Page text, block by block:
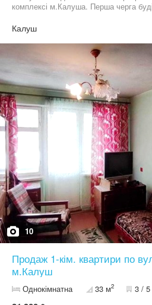
комплексі м.Калуша. Перша черга
нерухомості. Зручне планування,
автономне газове опалення (котел),
електропостачання 9кВт,
живлення. В ціну входить штукатурка
енергоефективні вікна, двері ТМ
безвідсоткове. Персональні знижки.
Калуш
10
Продаж 1-кім. квартири по
м.Калуш
Однокімнатна 33 м2 3 / 5